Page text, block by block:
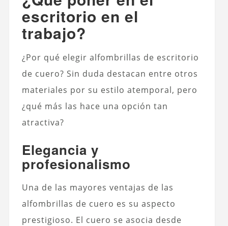
escritorio en el
trabajo?
¿Por qué elegir alfombrillas de escritorio
de cuero? Sin duda destacan entre otros
materiales por su estilo atemporal, pero
¿qué más las hace una opción tan
atractiva?
Elegancia y
profesionalismo
Una de las mayores ventajas de las
alfombrillas de cuero es su aspecto
prestigioso. El cuero se asocia desde